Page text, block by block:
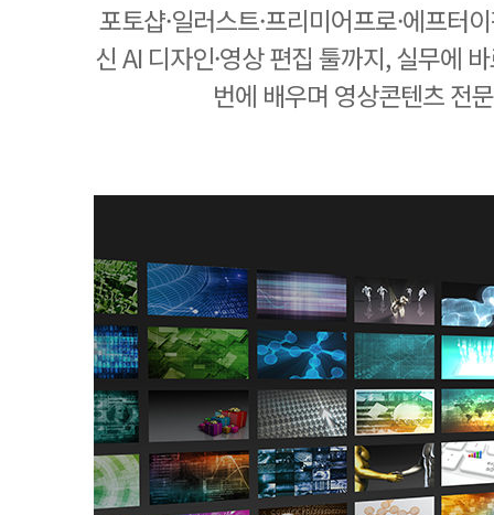
포토샵·일러스트·프리미어프로·에프터
신 AI 디자인·영상 편집 툴까지, 실무에
번에 배우며 영상콘텐츠 전